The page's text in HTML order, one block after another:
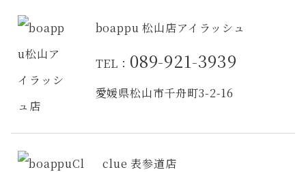
boappu 松山店アイラッシュ
TEL： 089-921-3939
愛媛県松山市千舟町3-2-16
clue 表参道店